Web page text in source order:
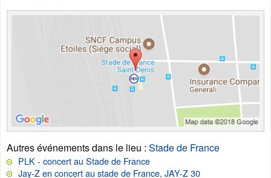
Autres événements dans le lieu : Stade de France
PLK - concert au Stade de France
Jay-Z en concert au stade de France, JAY-Z 30